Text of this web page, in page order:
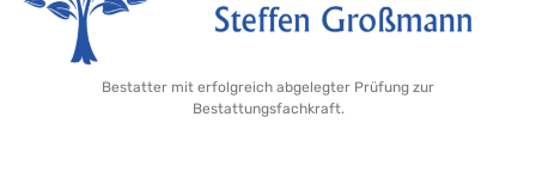
Bestatter mit erfolgreich abgelegter Prüfung zur
Bestattungsfachkraft.